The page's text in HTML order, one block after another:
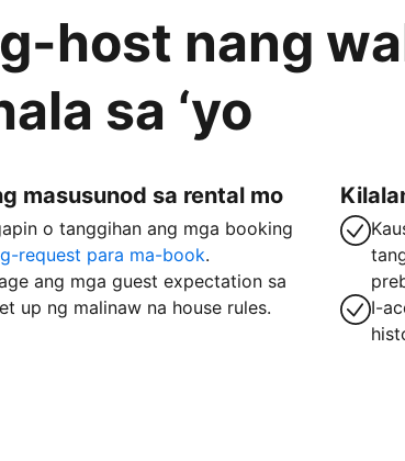
host nang
sa ‘yo
masusunod sa rental mo
o tanggihan ang mga booking
request para ma-book.
ang mga guest expectation sa
up ng malinaw na house rules.
I-